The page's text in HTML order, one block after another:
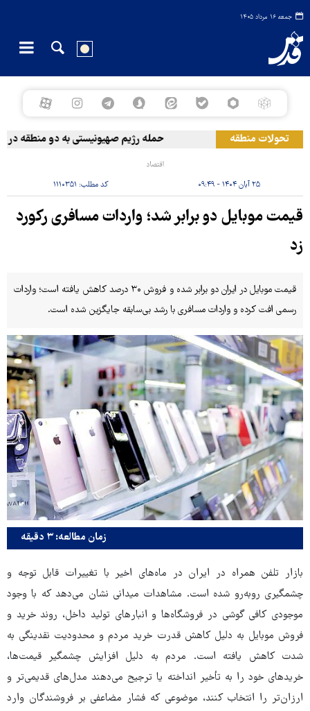
جمعه ۱۶ مرداد ۱۴۰۵
تحولات منطقه حمله رژیم صهیونیستی به دو منطقه در
اقتصاد
۲۵ آبان ۱۴۰۴ - ۰۹:۴۹ کد مطلب: ۱۱۱۰۳۵۱
قیمت موبایل دو برابر شد؛ واردات مسافری رکورد
زد
قیمت موبایل در ایران دو برابر شده و فروش ۳۰ درصد کاهش یافته است؛ واردات
رسمی افت کرده و واردات مسافری با رشد بی‌سابقه جایگزین شده است.
زمان مطالعه: ۳ دقیقه
بازار تلفن همراه در ایران در ماه‌های اخیر با تغییرات قابل توجه و
چشمگیری روبه‌رو شده است. مشاهدات میدانی نشان می‌دهد که با وجود
موجودی کافی گوشی در فروشگاه‌ها و انبارهای تولید داخل، روند خرید و
فروش موبایل به دلیل کاهش قدرت خرید مردم و محدودیت نقدینگی به
شدت کاهش یافته است. مردم به دلیل افزایش چشمگیر قیمت‌ها،
خریدهای خود را به تأخیر انداخته یا ترجیح می‌دهند مدل‌های قدیمی‌تر و
ارزان‌تر را انتخاب کنند، موضوعی که فشار مضاعفی بر فروشندگان وارد